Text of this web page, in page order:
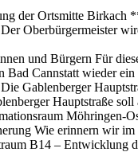
der Ortsmitte
Oberbürgermeister
und Bürgern Für
Bad Cannstatt wieder
Gablenberger
Hauptstraße
Möhringen-
Wie erinnern wir
B14 – Entwicklung